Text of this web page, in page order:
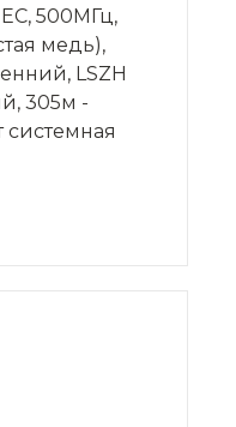
500МГц,
медь),
LSZH
305м -
системная